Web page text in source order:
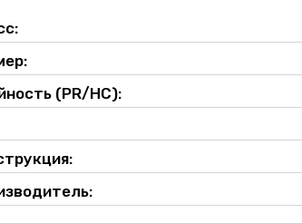
(PR/НС):